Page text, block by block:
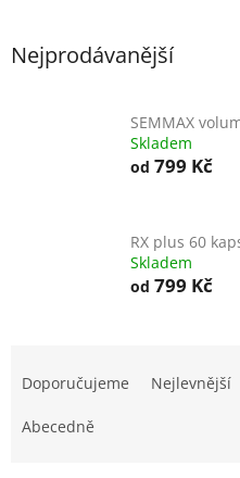
Nejprodávanější
SEMMAX
Skladem
od 799 Kč
RX plus 60
Skladem
od 799 Kč
Doporučujeme Nejlevnější
Abecedně